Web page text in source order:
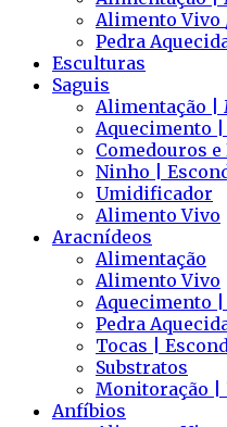
Alimento Vivo
Pedra
Esculturas
Saguis
Alimentação |
Aquecimento
Comedouros e
Ninho |
Umidificador
Alimento Vivo
Aracnídeos
Alimentação
Alimento Vivo
Aquecimento
Pedra
Tocas |
Substratos
Monitoração |
Anfíbios